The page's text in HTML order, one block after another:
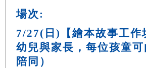
場次:
7/27(日)【繪本故事工作
幼兒與家長，每位孩童可
陪同）